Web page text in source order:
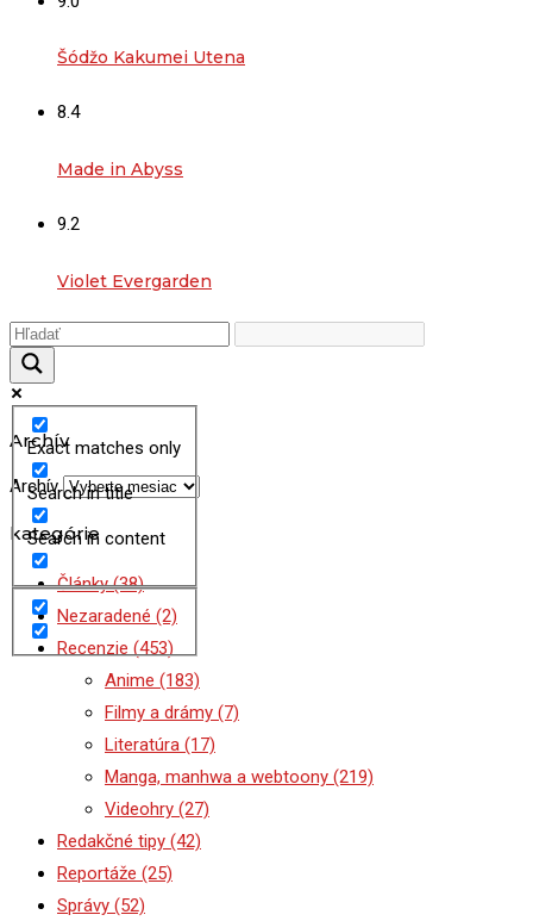
Šódžo Kakumei Utena
8.4
Made in Abyss
9.2
Violet Evergarden
Exact matches only
Search in title
Search in content
Archív
Archív
kategórie
Články(38)
Nezaradené (2)
Recenzie (453)
Anime (183)
Filmy a drámy (7)
Literatúra (17)
Manga, manhwa a webtoony (219)
Videohry (27)
Redakčné tipy (42)
Reportáže (25)
Správy (52)